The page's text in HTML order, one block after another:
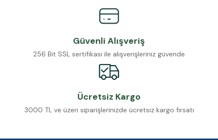
Güvenli Alışveriş
256 Bit SSL sertifikası ile alışverişleriniz güvende
Ücretsiz Kargo
3000 TL ve üzeri siparişlerinizde ücretsiz kargo fırsatı